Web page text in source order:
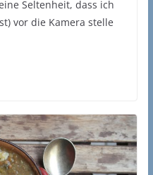
Seltenheit, dass ich
vor die Kamera stelle